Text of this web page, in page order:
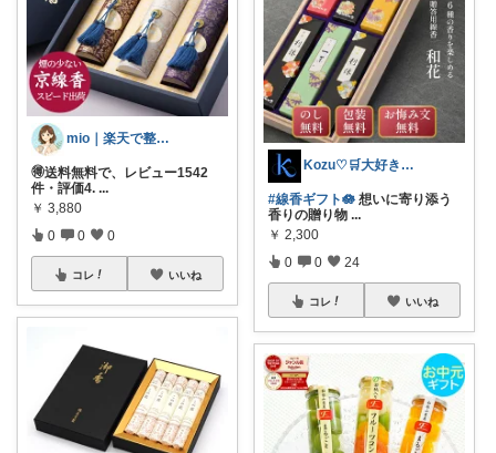
mio｜楽天で整う暮らし
🉐送料無料で、レビュー1542
件・評価4. ...
￥ 3,880
0 0 0
コレ いいね
Kozu♡🛒大好き😆💕
#線香ギフト🪷 想いに寄り添う
香りの贈り物 ...
￥ 2,300
0 0 24
コレ いいね